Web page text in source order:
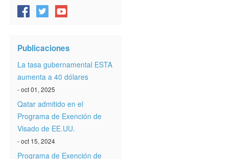
Publicaciones
La tasa gubernamental ESTA
aumenta a 40 dólares
- oct 01, 2025
Qatar admitido en el
Programa de Exención de
Visado de EE.UU.
- oct 15, 2024
Programa de Exención de